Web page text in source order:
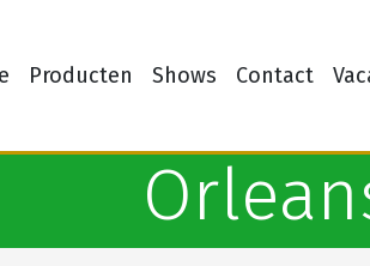
Producten Shows Contact